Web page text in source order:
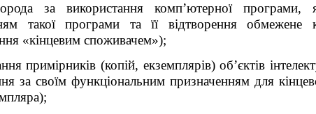
за використання комп’ютерної
такої програми та її відтворення обмежене
«кінцевим споживачем»);
примірників (копій, екземплярів) об’єктів
за своїм функціональним призначенням для